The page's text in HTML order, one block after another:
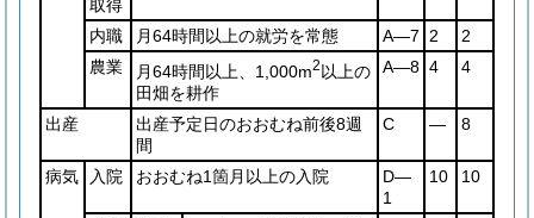
取得
内職 月64時間以上の就労を常態 A―7 2
2
農業
月64時間以上、1,000m2 以上の
田畑を耕作
A―8 4 4
出産
出産予定日のおおむね前後8週
間
C ― 8
病気 入院 おおむね1箇月以上の入院
D―
1
10 10